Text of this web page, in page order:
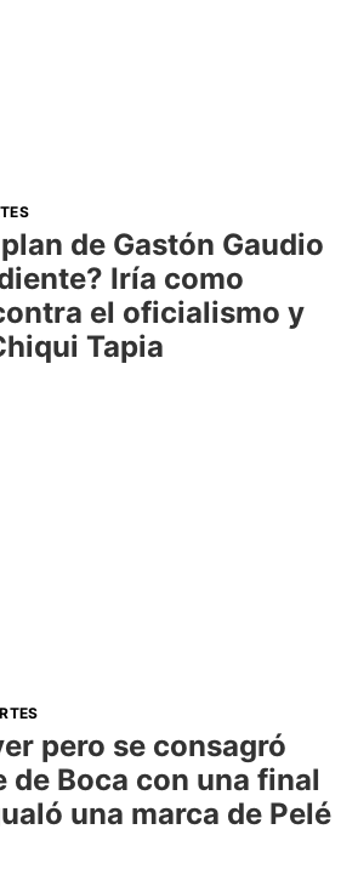
de Gastón Gaudio
Iría como
el oficialismo y
Tapia
pero se consagró
de Boca con una final
una marca de Pelé